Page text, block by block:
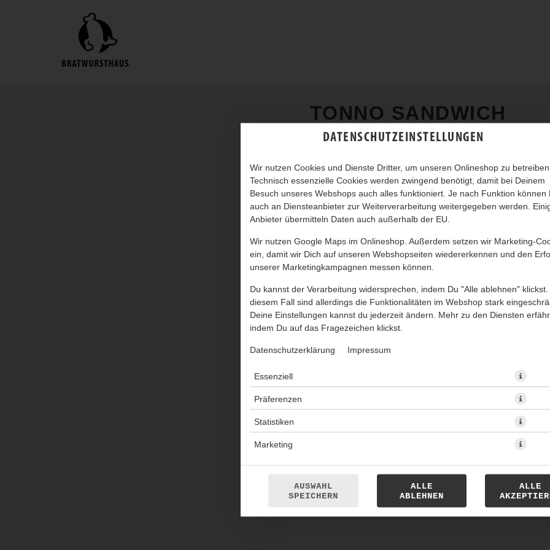
DATENSCHUTZEINSTELLUNGEN
Wir nutzen Cookies und Dienste Dritter, um unseren Onlineshop zu betreiben.
Technisch essenzielle Cookies werden zwingend benötigt, damit bei Deinem
Besuch unseres Webshops auch alles funktioniert. Je nach Funktion können
auch an Diensteanbieter zur Weiterverarbeitung weitergegeben werden.
Anbieter übermitteln Daten auch außerhalb der EU.
Wir nutzen Google Maps im Onlineshop. Außerdem setzen wir Marketing-
ein, damit wir Dich auf unseren Webshopseiten wiedererkennen und den
unserer Marketingkampagnen messen können.
Du kannst der Verarbeitung widersprechen, indem Du "Alle ablehnen" klickst.
diesem Fall sind allerdings die Funktionalitäten im Webshop stark
Deine Einstellungen kannst du jederzeit ändern. Mehr zu den Diensten
indem Du auf das Fragezeichen klickst.
Datenschutzerklärung Impressum
Essenziell
Präferenzen
Statistiken
Marketing
AUSWAHL
SPEICHERN
ALLE
ABLEHNEN
ALLE
TONNO SANDWICH
Thunfisch · Käse · Salat · frische Zwiebeln · Remoulade